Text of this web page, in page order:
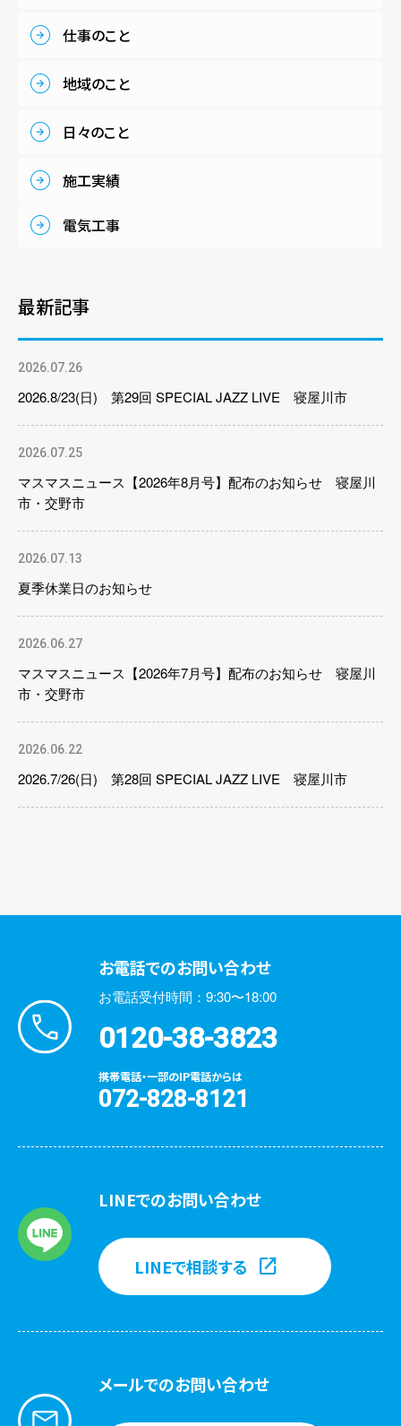
仕事のこと
地域のこと
日々のこと
施工実績
電気工事
最新記事
2026.07.26
2026.8/23(日) 第29回 SPECIAL JAZZ LIVE 寝屋川市
2026.07.25
マスマスニュース【2026年8月号】配布のお知らせ 寝屋川
市・交野市
2026.07.13
夏季休業日のお知らせ
2026.06.27
マスマスニュース【2026年7月号】配布のお知らせ 寝屋川
市・交野市
2026.06.22
2026.7/26(日) 第28回 SPECIAL JAZZ LIVE 寝屋川市
お電話でのお問い合わせ
お電話受付時間：9:30〜18:00
0120-38-3823
携帯電話・一部のIP電話からは
072-828-8121
LINEでのお問い合わせ
LINEで相談する
メールでのお問い合わせ